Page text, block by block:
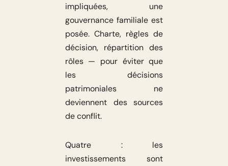
impliquées, une
gouvernance familiale est
posée. Charte, règles de
décision, répartition des
rôles — pour éviter que
les décisions
patrimoniales ne
deviennent des sources
de conflit.
Quatre : les
investissements sont